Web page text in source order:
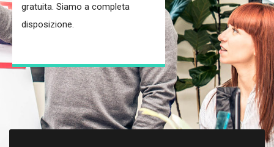
gratuita. Siamo a completa
disposizione.